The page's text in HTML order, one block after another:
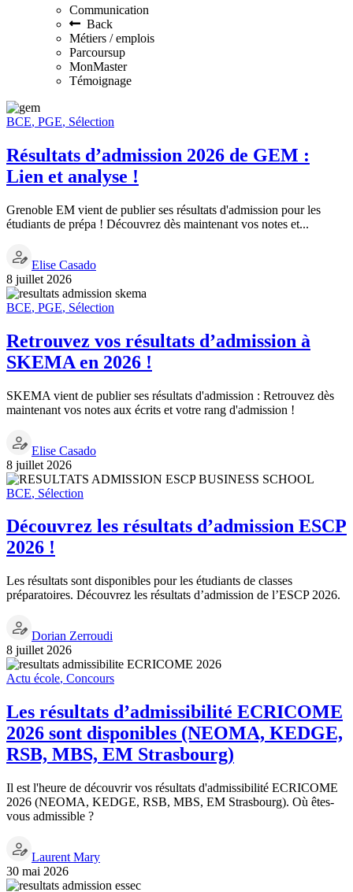
Communication
Back
Métiers / emplois
Parcoursup
MonMaster
Témoignage
BCE, PGE, Sélection
Résultats d’admission 2026 de GEM :
Lien et analyse !
Grenoble EM vient de publier ses résultats d'admission pour les
étudiants de prépa ! Découvrez dès maintenant vos notes et...
Elise Casado
8 juillet 2026
BCE, PGE, Sélection
Retrouvez vos résultats d’admission à
SKEMA en 2026 !
SKEMA vient de publier ses résultats d'admission : Retrouvez dès
maintenant vos notes aux écrits et votre rang d'admission !
Elise Casado
8 juillet 2026
BCE, Sélection
Découvrez les résultats d’admission ESCP
2026 !
Les résultats sont disponibles pour les étudiants de classes
préparatoires. Découvrez les résultats d’admission de l’ESCP 2026.
Dorian Zerroudi
8 juillet 2026
Actu école, Concours
Les résultats d’admissibilité ECRICOME
2026 sont disponibles (NEOMA, KEDGE,
RSB, MBS, EM Strasbourg)
Il est l'heure de découvrir vos résultats d'admissibilité ECRICOME
2026 (NEOMA, KEDGE, RSB, MBS, EM Strasbourg). Où êtes-
vous admissible ?
Laurent Mary
30 mai 2026